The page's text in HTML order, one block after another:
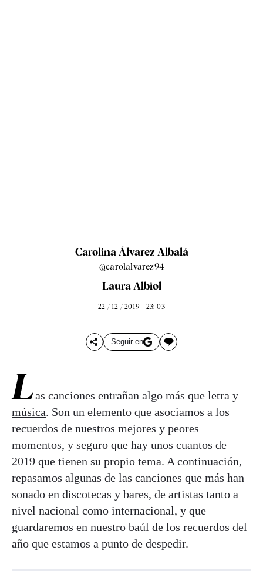
Carolina Álvarez Albalá
@carolalvarez94
Laura Albiol
22 / 12 / 2019 - 23: 03
Seguir en
Las canciones entrañan algo más que letra y
música. Son un elemento que asociamos a los
recuerdos de nuestros mejores y peores
momentos, y seguro que hay unos cuantos de
2019 que tienen su propio tema. A continuación,
repasamos algunas de las canciones que más han
sonado en discotecas y bares, de artistas tanto a
nivel nacional como internacional, y que
guardaremos en nuestro baúl de los recuerdos del
año que estamos a punto de despedir.